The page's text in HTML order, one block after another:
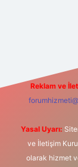
Reklam ve
Yasal Uyarı:
ve İletişim
olarak hizmet